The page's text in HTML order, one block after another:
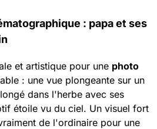
: papa et ses
et artistique pour une photo
: une vue plongeante sur un
dans l'herbe avec ses
étoile vu du ciel. Un visuel fort
de l'ordinaire pour une